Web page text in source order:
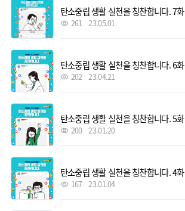
탄소중립 생활 실천을 칭찬합니다. 7화
261 23.05.01
탄소중립 생활 실천을 칭찬합니다. 6화
202 23.04.21
탄소중립 생활 실천을 칭찬합니다. 5화
200 23.01.20
탄소중립 생활 실천을 칭찬합니다. 4화
167 23.01.04